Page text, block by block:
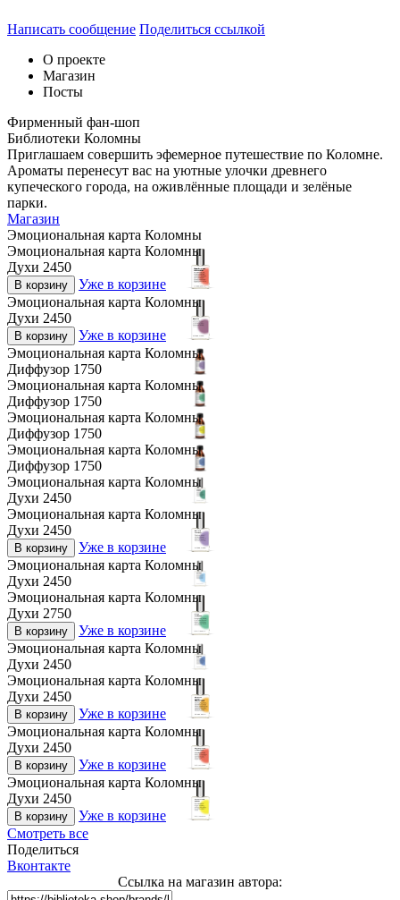
Написать сообщение Поделиться ссылкой
О проекте
Магазин
Посты
Фирменный фан-шоп
Библиотеки Коломны
Приглашаем совершить эфемерное путешествие по Коломне.
Ароматы перенесут вас на уютные улочки древнего
купеческого города, на оживлённые площади и зелёные
парки.
Магазин
Эмоциональная карта Коломны
Эмоциональная карта Коломны
Духи 2450
В корзину
Уже в корзине
Эмоциональная карта Коломны
Духи 2450
В корзину
Уже в корзине
Эмоциональная карта Коломны
Диффузор 1750
Эмоциональная карта Коломны
Диффузор 1750
Эмоциональная карта Коломны
Диффузор 1750
Эмоциональная карта Коломны
Диффузор 1750
Эмоциональная карта Коломны
Духи 2450
Эмоциональная карта Коломны
Духи 2450
В корзину
Уже в корзине
Эмоциональная карта Коломны
Духи 2450
Эмоциональная карта Коломны
Духи 2750
В корзину
Уже в корзине
Эмоциональная карта Коломны
Духи 2450
Эмоциональная карта Коломны
Духи 2450
В корзину
Уже в корзине
Эмоциональная карта Коломны
Духи 2450
В корзину
Уже в корзине
Эмоциональная карта Коломны
Духи 2450
В корзину
Уже в корзине
Смотреть все
Поделиться
Вконтакте
Ссылка на магазин автора: